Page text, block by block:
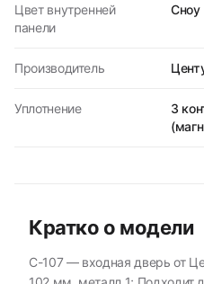
Цвет внутренней
панели
Сноу
Производитель
Уплотнение
3
Кратко о модели
C-107 — входная дверь от